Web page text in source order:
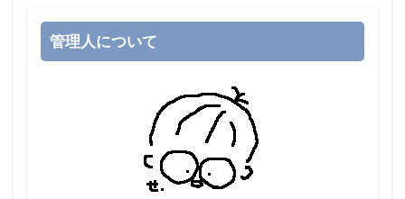
管理人について